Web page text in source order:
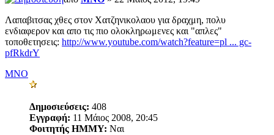
Λαπαβιτσας χθες στον Χατζηνικολαου για δραχμη, πολυ
ενδιαφερον και απο τις πιο ολοκληρωμενες και "απλες"
τοποθετησεις: http://www.youtube.com/watch?feature=pl ... gc-
pfRkdrY
MNO
Δημοσιεύσεις: 408
Εγγραφή: 11 Μάιος 2008, 20:45
Φοιτητής ΗΜΜΥ: Ναι